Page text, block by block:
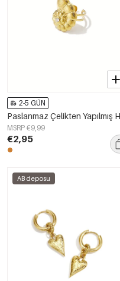
2-5 GÜN
MSRP €9,99
€2,95
AB deposu